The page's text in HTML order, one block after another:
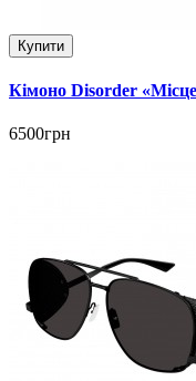
Купити
Кімоно Disorder
6500грн